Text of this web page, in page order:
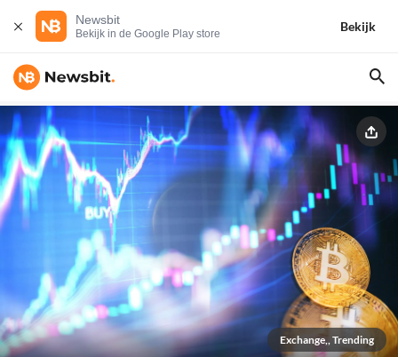
Newsbit
Bekijk in de Google Play store
Bekijk
Exchange,, Trending